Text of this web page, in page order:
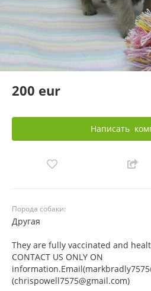
200 eur
Написать
Порода собаки:
Другая
They are fully vaccinated and
CONTACT US ONLY ON
(chrispowell7575@gmail.com)